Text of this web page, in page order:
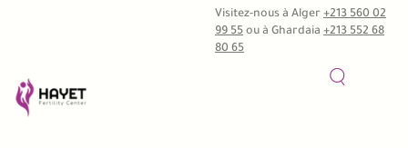
Visitez-nous à Alger+213 560 02
99 55ou à Ghardaia +213 552 68
80 65